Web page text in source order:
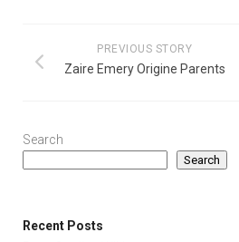
PREVIOUS STORY
Zaire Emery Origine Parents
Search
Search
Recent Posts